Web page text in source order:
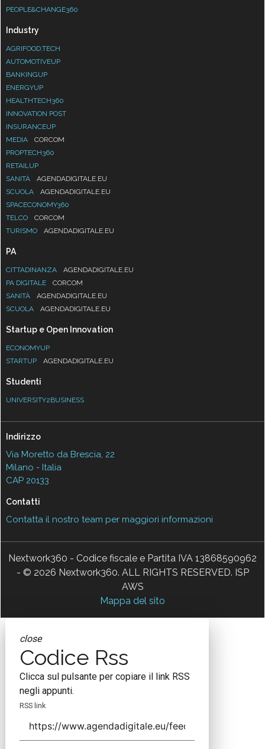
PEOPLE&CHANGE360
Industry
AGRIFOOD.TECH
AUTOMOTIVEUP
BANKINGUP
ENERGYUP
HEALTHTECH360
INNOVATION POST
INSURANCEUP
MEDIA
CORCOM
PROPTECH360
RETAILUP
SANITÀ
AGENDADIGITALE.EU
SCUOLA
AGENDADIGITALE.EU
SPACECONOMY360
TELCO
CORCOM
TURISMO
AGENDADIGITALE.EU
PA
CITTADINANZA
AGENDADIGITALE.EU
PA DIGITALE
CORCOM
SANITÀ
AGENDADIGITALE.EU
SCUOLA
AGENDADIGITALE.EU
Startup e Open Innovation
ECONOMYUP
STARTUP
AGENDADIGITALE.EU
Studenti
UNIVERSITY2BUSINESS
Indirizzo
Via Moretto da Brescia, 22
Milano - Italia
CAP 20133
Contatti
Contatta il nostro team per maggiori informazioni
Nextwork360 - Codice fiscale e Partita IVA 13868590962
- © 2026 Nextwork360. ALL RIGHTS RESERVED. ISP
AWS
Mappa del sito
close
Codice Rss
Clicca sul pulsante per copiare il link RSS
negli appunti.
RSS link